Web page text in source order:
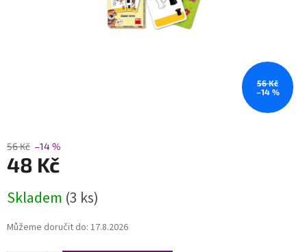
56 Kč
–14 %
56 Kč –14 %
48 Kč
cena:
Skladem (3 ks)
Můžeme doručit do: 17.8.2026